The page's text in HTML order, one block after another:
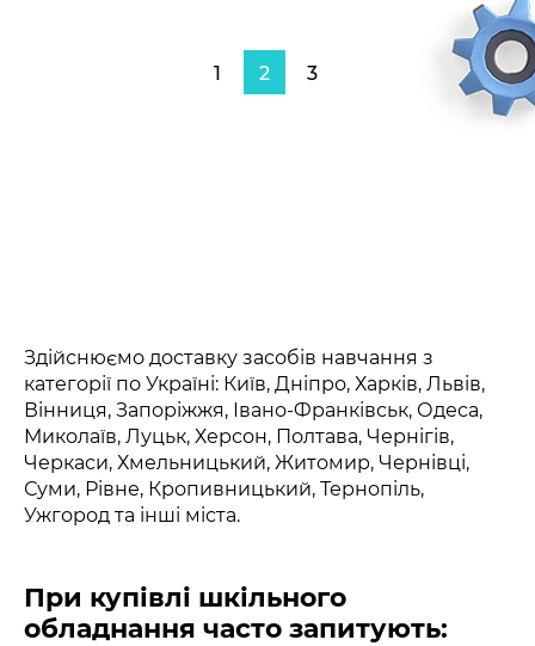
1 2 3
Здійснюємо доставку засобів навчання з
категорії по Україні: Київ, Дніпро, Харків, Львів,
Вінниця, Запоріжжя, Івано-Франківськ, Одеса,
Миколаїв, Луцьк, Херсон, Полтава, Чернігів,
Черкаси, Хмельницький, Житомир, Чернівці,
Суми, Рівне, Кропивницький, Тернопіль,
Ужгород та інші міста.
При купівлі шкільного
обладнання часто запитують: